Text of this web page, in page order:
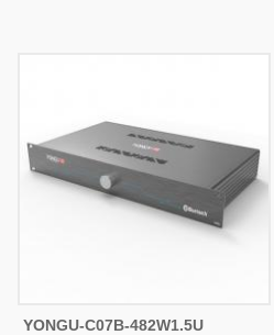
YONGU-C07B-482W1.5U